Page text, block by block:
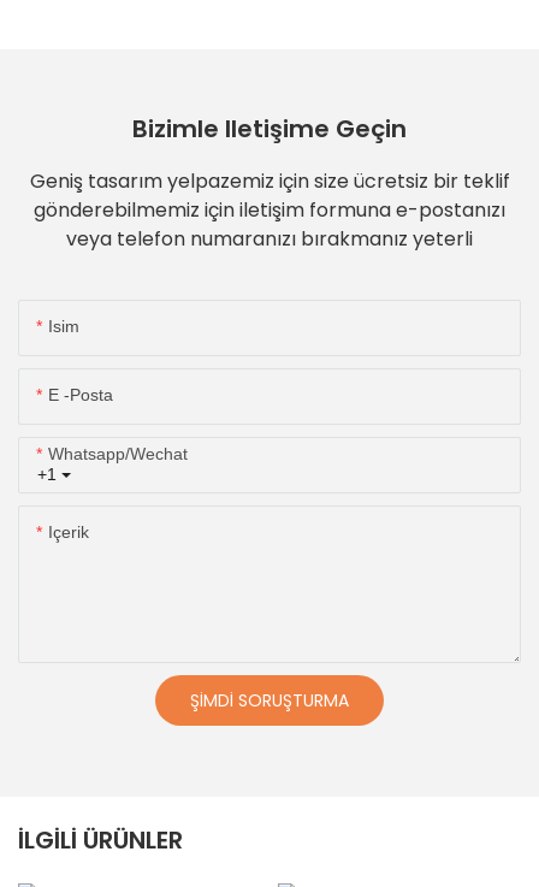
Bizimle Iletişime Geçin
Geniş tasarım yelpazemiz için size ücretsiz bir teklif
gönderebilmemiz için iletişim formuna e-postanızı
veya telefon numaranızı bırakmanız yeterli
Isim
E -posta
+1
Whatsapp/wechat
Içerik
ŞIMDI SORUŞTURMA
İLGILI ÜRÜNLER